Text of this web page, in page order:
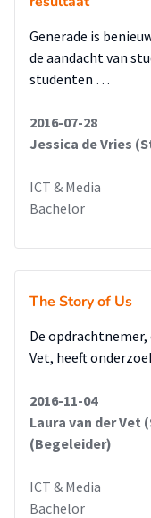
via het internet op
Visma Software
komen de klanten
door de identiteit
- Tot slot adviseert
doen naar de
media, maar de
niet. Hier is dus veel
Generade is
de aandacht van
studenten …
2016-07-28
Jessica de Vries
ICT & Media
Bachelor
The Story of Us
De
Vet, heeft
2016-11-04
Laura van der Vet
(Begeleider)
ICT & Media
Bachelor